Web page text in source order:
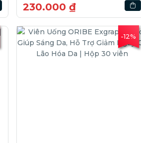
230.000 ₫
-12%